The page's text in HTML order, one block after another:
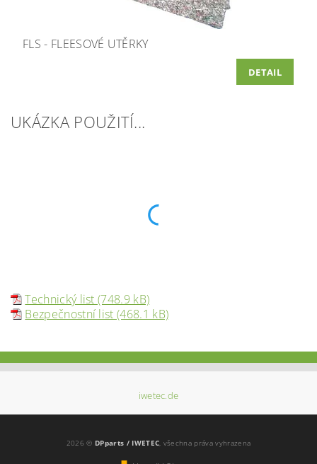
FLS - FLEESOVÉ UTĚRKY
DETAIL
UKÁZKA POUŽITÍ...
Technický list (748.9 kB)
Bezpečnostní list (468.1 kB)
iwetec.de
2026 © DPparts / IWETEC, všechna práva vyhrazena